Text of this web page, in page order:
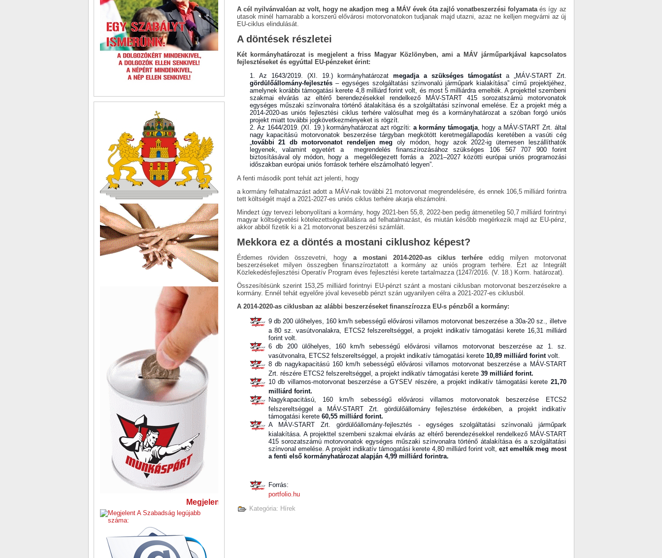
Megjelent A Szabadság legújabb száma:
A cél nyilvánvalóan az volt, hogy ne akadjon meg a MÁV évek óta zajló vonatbeszerzési folyamataés így az
utasok minél hamarabb a korszerű elővárosi motorvonatokon tudjanak majd utazni, azaz ne kelljen megvárni az új
EU-ciklus elindulását.
A döntések részletei
Két kormányhatározat is megjelent a friss Magyar Közlönyben, ami a MÁV járműparkjával kapcsolatos
fejlesztéseket és egyúttal EU-pénzeket érint:
Az 1643/2019. (XI. 19.) kormányhatározatmegadja a szükséges támogatásta „MÁV-START Zrt.
gördülőállomány-fejlesztés– egységes szolgáltatási színvonalú járműpark kialakítása” című projektjéhez,
amelynek korábbi támogatási kerete 4,8 milliárd forint volt, és most 5 milliárdra emelték. A projekttel szembeni
szakmai elvárás az eltérő berendezésekkel rendelkező MÁV-START 415 sorozatszámú motorvonatok
egységes műszaki színvonalra történő átalakítása és a szolgáltatási színvonal emelése. Ez a projekt még a
2014-2020-as uniós fejlesztési ciklus terhére valósulhat meg és a kormányhatározat a szóban forgó uniós
projekt miatt további jogkövetkezményeket is rögzít.
Az 1644/2019. (XI. 19.) kormányhatározat azt rögzíti: a kormány támogatja, hogy a MÁV-START Zrt. által
nagy kapacitású motorvonatok beszerzése tárgyban megkötött keretmegállapodás keretében a vasúti cég
„további 21 db motorvonatot rendeljen meg oly módon, hogy azok 2022-ig ütemesen leszállíthatók
legyenek, valamint egyetért a megrendelés finanszírozásához szükséges 106 567 707 900 forint
biztosításával oly módon, hogy a megelőlegezett forrás a 2021–2027 közötti európai uniós programozási
időszakban európai uniós források terhére elszámolható legyen”.
A fenti második pont tehát azt jelenti, hogy
a kormány felhatalmazást adott a MÁV-nak további 21 motorvonat megrendelésére, és ennek 106,5 milliárd forintra
tett költségét majd a 2021-2027-es uniós ciklus terhére akarja elszámolni.
Mindezt úgy tervezi lebonyolítani a kormány, hogy 2021-ben 55,8, 2022-ben pedig átmenetileg 50,7 milliárd forintnyi
magyar költségvetési kötelezettségvállalásra ad felhatalmazást, és miután később megérkezik majd az EU-pénz,
akkor abból fizetik ki a 21 motorvonat beszerzési számláit.
Mekkora ez a döntés a mostani ciklushoz képest?
Érdemes röviden összevetni, hogya mostani 2014-2020-as ciklus terhéreeddig milyen motorvonat
beszerzéseket milyen összegben finanszíroztatott a kormány az uniós program terhére. Ezt az Integrált
Közlekedésfejlesztési Operatív Program éves fejlesztési kerete tartalmazza (1247/2016. (V. 18.) Korm. határozat).
Összesítésünk szerint 153,25 milliárd forintnyi EU-pénzt szánt a mostani ciklusban motorvonat beszerzésekre a
kormány. Ennél tehát egyelőre jóval kevesebb pénzt szán ugyanilyen célra a 2021-2027-es ciklusból.
A 2014-2020-as ciklusban az alábbi beszerzéseket finanszírozza EU-s pénzből a kormány:
9 db 200 ülőhelyes, 160 km/h sebességű elővárosi villamos motorvonat beszerzése a 30a-20 sz., illetve
a 80 sz. vasútvonalakra, ETCS2 felszereltséggel, a projekt indikatív támogatási kerete 16,31 milliárd
forint volt.
6 db 200 ülőhelyes, 160 km/h sebességű elővárosi villamos motorvonat beszerzése az 1. sz.
vasútvonalra, ETCS2 felszereltséggel, a projekt indikatív támogatási kerete 10,89 milliárd forintvolt.
8 db nagykapacitású 160 km/h sebességű elővárosi villamos motorvonat beszerzése a MÁV-START
Zrt. részére ETCS2 felszereltséggel, a projekt indikatív támogatási kerete 39 milliárd forint.
10 db villamos-motorvonat beszerzése a GYSEV részére, a projekt indikatív támogatási kerete 21,70
milliárd forint.
Nagykapacitású, 160 km/h sebességű elővárosi villamos motorvonatok beszerzése ETCS2
felszereltséggel a MÁV-START Zrt. gördülőállomány fejlesztése érdekében, a projekt indikatív
támogatási kerete 60,55 milliárd forint.
A MÁV-START Zrt. gördülőállomány-fejlesztés - egységes szolgáltatási színvonalú járműpark
kialakítása. A projekttel szembeni szakmai elvárás az eltérő berendezésekkel rendelkező MÁV-START
415 sorozatszámú motorvonatok egységes műszaki színvonalra történő átalakítása és a szolgáltatási
színvonal emelése. A projekt indikatív támogatási kerete 4,80 milliárd forint volt,ezt emelték meg most
a fenti első kormányhatározat alapján 4,99 milliárd forintra.
Forrás:
portfolio.hu
Kategória: Hírek